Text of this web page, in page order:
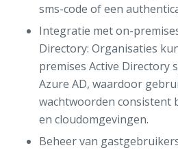
sms-code of een
Integratie met on-
Directory: Organisaties
premises Active Directory
Azure AD, waardoor
wachtwoorden consistent
en cloudomgevingen.
Beheer van